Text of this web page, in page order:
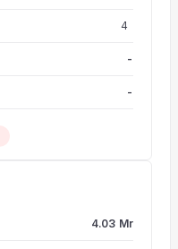
4
-
-
4.03 Mr